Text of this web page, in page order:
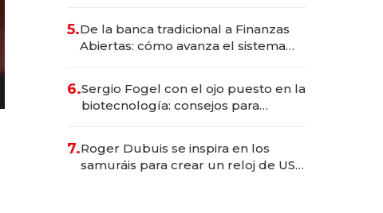
5.De la banca tradicional a Finanzas
Abiertas: cómo avanza el sistema
6.Sergio Fogel con el ojo puesto en la
biotecnología: consejos para
7.Roger Dubuis se inspira en los
samuráis para crear un reloj de US$